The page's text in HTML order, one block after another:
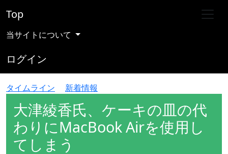
Top
当サイトについて
ログイン
タイムライン 新着情報
大津綾香氏、ケーキの皿の代
わりにMacBook Airを使用し
てしまう